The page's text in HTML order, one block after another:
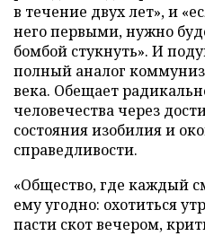
в течение двух лет», и
него первыми, нужно
бомбой стукнуть». И
полный аналог
века. Обещает
человечества через
состояния изобилия и
справедливости.
«Общество, где каждый
ему угодно: охотиться
пасти скот вечером,